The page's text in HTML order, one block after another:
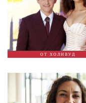
ОТ ХОЛИВУД